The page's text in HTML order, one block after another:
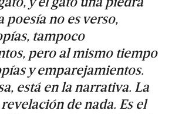
poesía no es verso,
tampoco
pero al mismo tiempo
y emparejamientos.
está en la narrativa. La
de nada. Es el